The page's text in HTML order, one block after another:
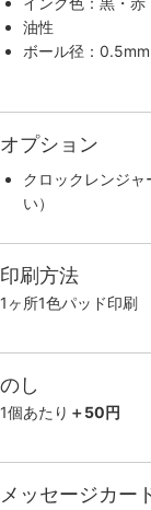
油性
ボール径：0.5mm
オプション
クロックレンジ
い）
印刷方法
1ヶ所1色パッド印刷
のし
1個あたり ＋50円
メッセージカー